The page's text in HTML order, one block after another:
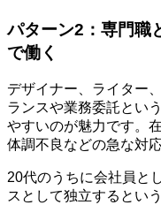
パターン2：専門職
で働く
デザイナー、ライター
ランスや業務委託とい
やすいのが魅力です。
体調不良などの急な対
20代のうちに会社員と
スとして独立するとい